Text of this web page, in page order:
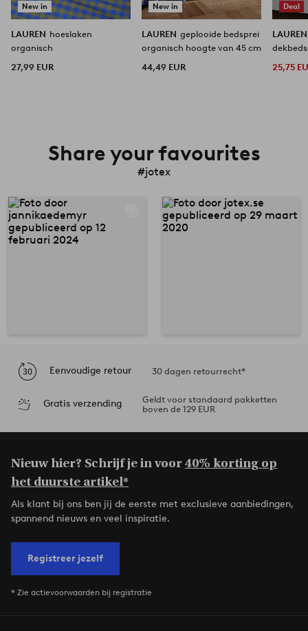
New in
LAUREN hoeslaken
organisch
27,99 EUR
New in
LAUREN geplooide bedsprei
organisch hoogte van 45 cm
44,49 EUR
Deal
25,75
Share your favourites
#jotex
Eenvoudige retour 30 dagen retourrecht*
Gratis verzending
Geldt voor standaard pakketten
boven de 129 EUR
Nieuw hier? Schrijf je in voor40% korting op
het duurste artikel*
Als klant bij ons ben jij de eerste met exclusieve aanbiedingen,
spannend nieuws en veel inspiratie.
Registreer jezelf
* Zie actievoorwaarden bij registratie